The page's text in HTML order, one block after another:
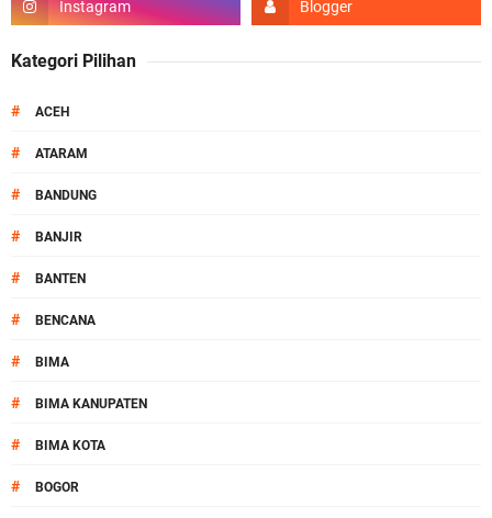
Kategori Pilihan
# ACEH
# ATARAM
# BANDUNG
# BANJIR
# BANTEN
# BENCANA
# BIMA
# BIMA KANUPATEN
# BIMA KOTA
# BOGOR